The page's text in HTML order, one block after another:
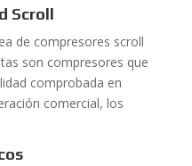
Scroll
de compresores scroll
son compresores que
comprobada en
comercial, los